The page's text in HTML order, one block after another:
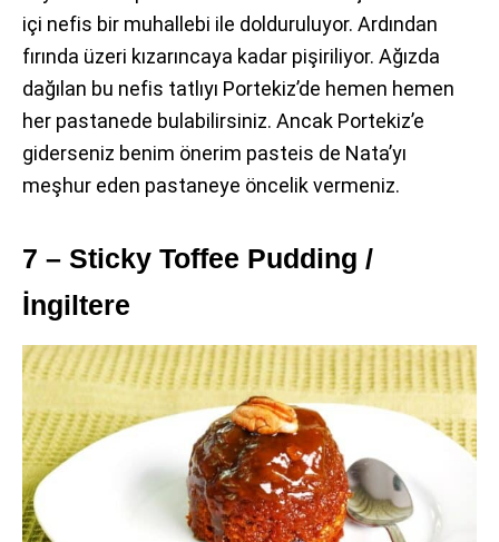
içi nefis bir muhallebi ile dolduruluyor. Ardından
fırında üzeri kızarıncaya kadar pişiriliyor. Ağızda
dağılan bu nefis tatlıyı Portekiz’de hemen hemen
her pastanede bulabilirsiniz. Ancak Portekiz’e
giderseniz benim önerim pasteis de Nata’yı
meşhur eden pastaneye öncelik vermeniz.
7 – Sticky Toffee Pudding /
İngiltere